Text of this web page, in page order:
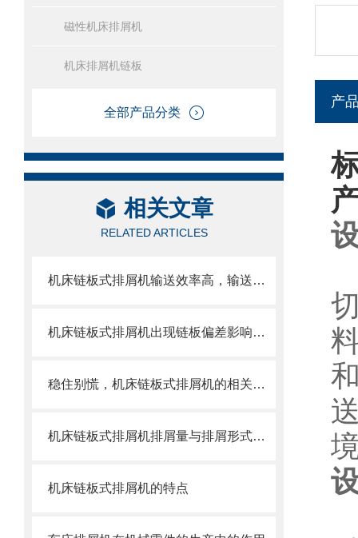
磁性机床排屑机
机床排屑机链板
全部产品分类
相关文章
RELATED ARTICLES
机床链板式排屑机输送效率高，输送速度选择范围大
机床链板式排屑机出现链板偏差影响效率了怎么办？
稳住别慌，机床链板式排屑机的相关信息马上来
机床链板式排屑机排屑量与排屑形式有很大关系
机床链板式排屑机的特点
产